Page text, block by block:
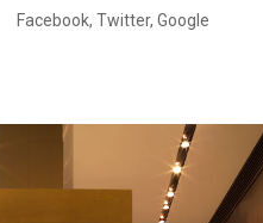
Facebook, Twitter, Google